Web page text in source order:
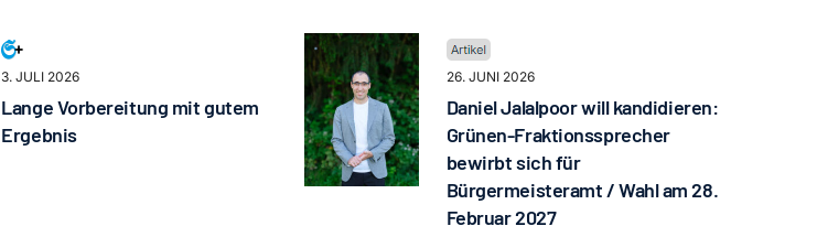
3. JULI 2026
Lange Vorbereitung mit gutem
Ergebnis
26. JUNI 2026
Daniel Jalalpoor will kandidieren:
Grünen-Fraktionssprecher
bewirbt sich für
Bürgermeisteramt / Wahl am 28.
Februar 2027